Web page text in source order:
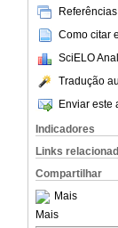
Como citar
SciELO
Tradução
Enviar este
Indicadores
Links
Compartilhar
Mais
Mais